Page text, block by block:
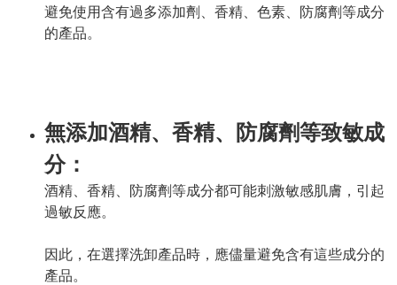
避免使用含有過多添加劑、香精、色素、防腐劑等成分
的產品。
無添加酒精、香精、防腐劑等致敏成
分：
酒精、香精、防腐劑等成分都可能刺激敏感肌膚，引起
過敏反應。
因此，在選擇洗卸產品時，應儘量避免含有這些成分的
產品。